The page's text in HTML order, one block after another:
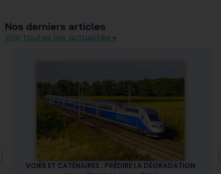
Nos derniers articles
Voir toutes les actualités ▸
VOIES ET CATÉNAIRES : PRÉDIRE LA DÉGRADATION